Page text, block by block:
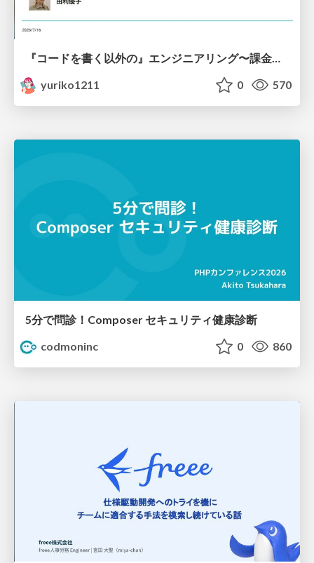
『コードを書く以外の』エンジニアリング〜課金基盤移行プロジェクト推進のためのTips4選
yuriko1211
0 570
5分で問診！Composer セキュリティ健康診断
codmoninc
0 860